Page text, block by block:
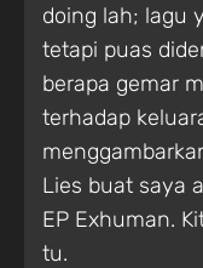
doing lah; lagu
tetapi puas
berapa gemar
terhadap
Lies buat saya
EP Exhuman.
tu.